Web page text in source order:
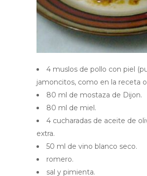
4 muslos de pollo con piel
jamoncitos, como en la receta
80 ml de mostaza de Dijon.
80 ml de miel.
4 cucharadas de aceite de
extra.
50 ml de vino blanco seco.
romero.
sal y pimienta.